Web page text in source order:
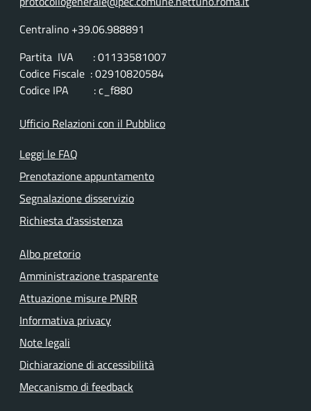
Centralino +39.06.988891
Partita IVA : 01133581007
Codice Fiscale : 02910820584
Codice IPA : c_f880
Ufficio Relazioni con il Pubblico
Leggi le FAQ
Prenotazione appuntamento
Segnalazione disservizio
Richiesta d'assistenza
Albo pretorio
Amministrazione trasparente
Attuazione misure PNRR
Informativa privacy
Note legali
Dichiarazione di accessibilità
Meccanismo di feedback